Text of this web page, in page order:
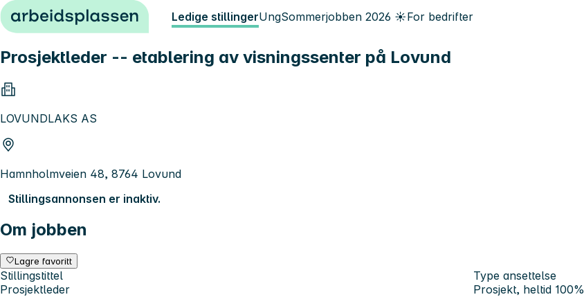
Hopp til innhold Ledige stillingerUngSommerjobben 2026 ☀️For bedrifter
Prosjektleder -- etablering av visningssenter på Lovund
LOVUNDLAKS AS
Hamnholmveien 48, 8764 Lovund
Stillingsannonsen er inaktiv.
Om jobben
Lagre favoritt
Stillingstittel
Prosjektleder
Type ansettelse
Prosjekt, heltid 100%